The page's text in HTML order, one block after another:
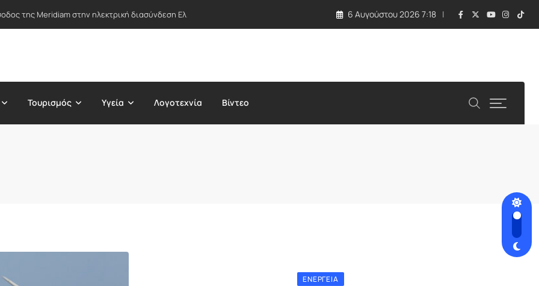
της Meridiam στην ηλεκτρική διασύνδεση Ελλάδας-Κύπρου – «Τέλος στην ενεργειακή απομόνωση της Λευκωσίας»
6 Αυγούστου 2026 7:18
Τουρισμός Υγεία Λογοτεχνία Βίντεο
ΕΝΈΡΓΕΙΑ